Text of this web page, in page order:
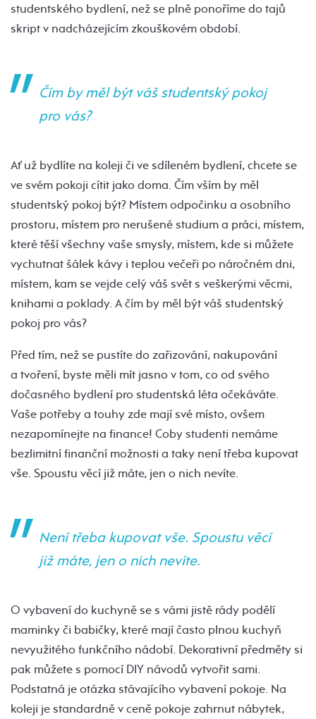
studentského bydlení, než se plně ponoříme do tajů
skript v nadcházejícím zkouškovém období.
Čím by měl být váš studentský pokoj
pro vás?
Ať už bydlíte na koleji či ve sdíleném bydlení, chcete se
ve svém pokoji cítit jako doma. Čím vším by měl
studentský pokoj být? Místem odpočinku a osobního
prostoru, místem pro nerušené studium a práci, místem,
které těší všechny vaše smysly, místem, kde si můžete
vychutnat šálek kávy i teplou večeři po náročném dni,
místem, kam se vejde celý váš svět s veškerými věcmi,
knihami a poklady. A čím by měl být váš studentský
pokoj pro vás?
Před tím, než se pustíte do zařizování, nakupování
a tvoření, byste měli mít jasno v tom, co od svého
dočasného bydlení pro studentská léta očekáváte.
Vaše potřeby a touhy zde mají své místo, ovšem
nezapomínejte na finance! Coby studenti nemáme
bezlimitní finanční možnosti a taky není třeba kupovat
vše. Spoustu věcí již máte, jen o nich nevíte.
Není třeba kupovat vše. Spoustu věcí
již máte, jen o nich nevíte.
O vybavení do kuchyně se s vámi jistě rády podělí
maminky či babičky, které mají často plnou kuchyň
nevyužitého funkčního nádobí. Dekorativní předměty si
pak můžete s pomocí DIY návodů vytvořit sami.
Podstatná je otázka stávajícího vybavení pokoje. Na
koleji je standardně v ceně pokoje zahrnut nábytek,